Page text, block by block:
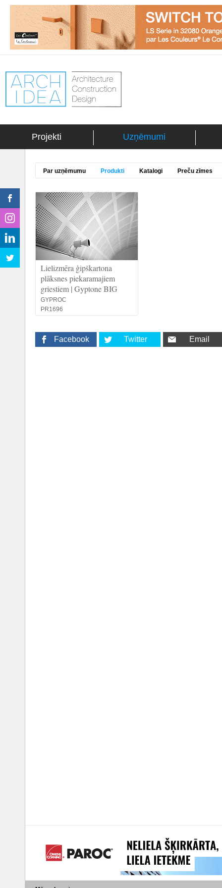
Projekti Uzņēmumi
Par uzņēmumu Produkti Katalogi Preču zīmes
Lielizmēra ģipškartona
plāksnes piekaramajiem
griestiem | Gyptone BIG
GYPROC
PR1696
Facebook Twitter Email